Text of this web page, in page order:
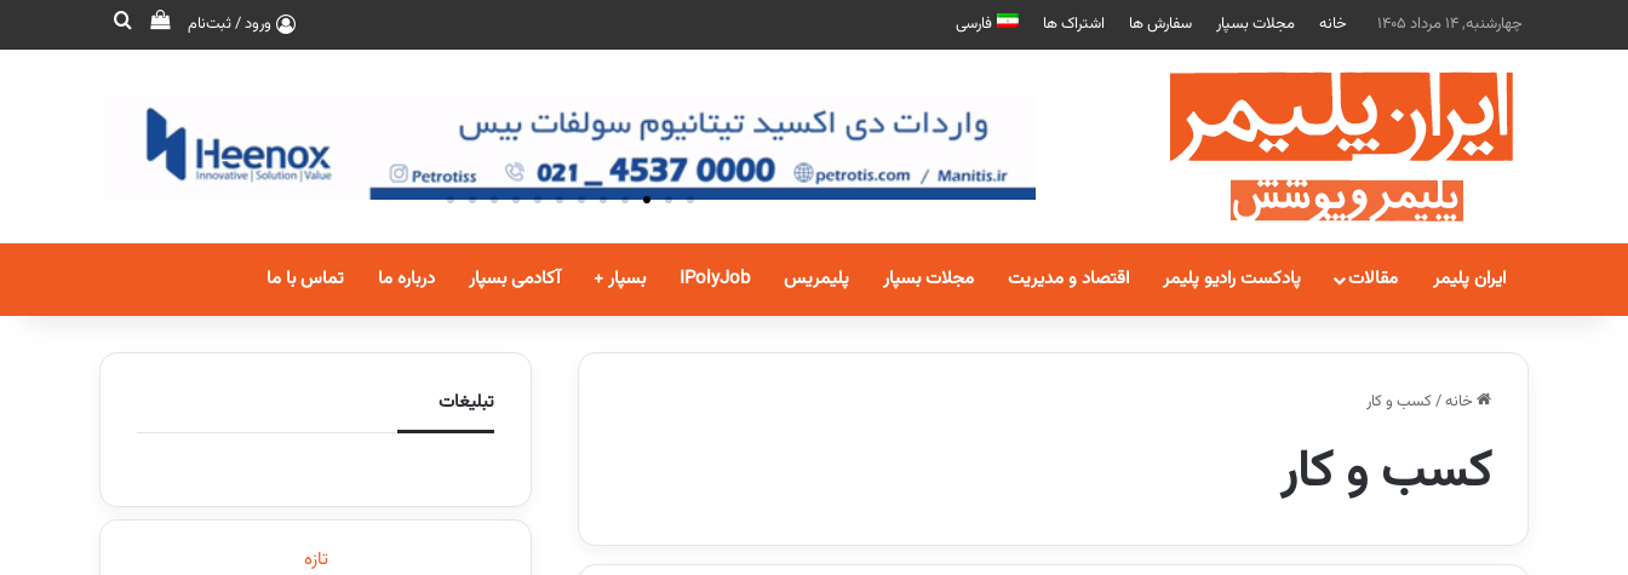
چهارشنبه, 14 مرداد 1405 خانه مجلات بسپار سفارش ها اشتراک ها فارسی ورود / ثبت‌نام
ایران پلیمر مقالات پادکست رادیو پلیمر اقتصاد و مدیریت مجلات بسپار پلیمریس IPolyJob بسپار + آکادمی بسپار درباره ما تماس با ما
خانه/کسب و کار
کسب و کار
تبلیغات
تازه